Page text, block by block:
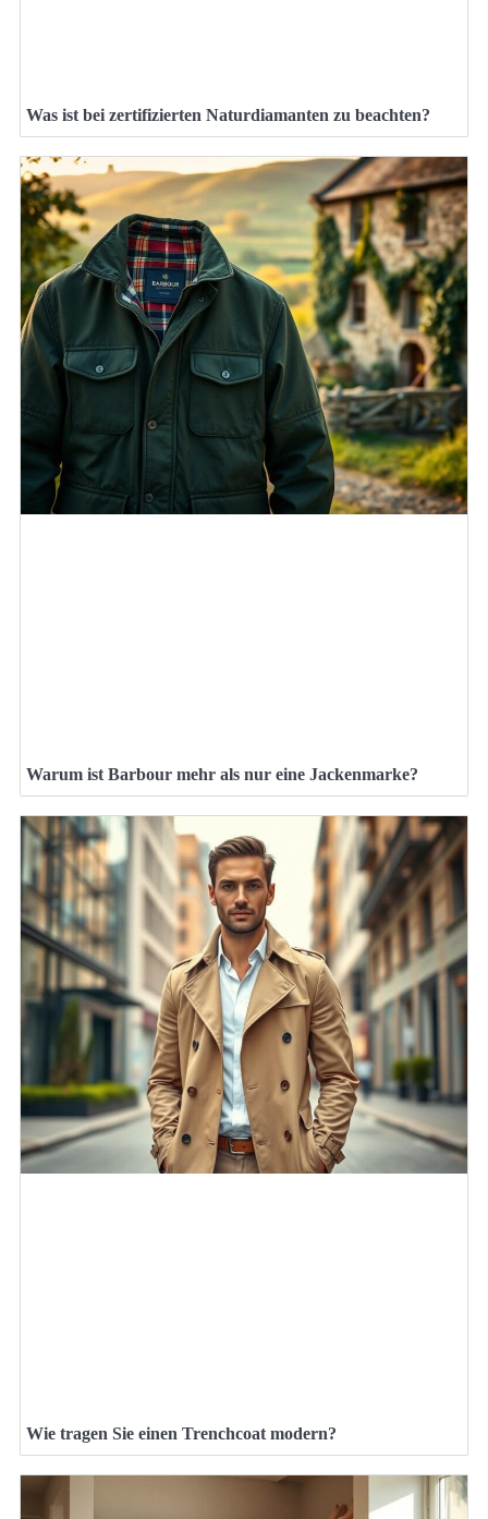
Was ist bei zertifizierten Naturdiamanten zu beachten?
Warum ist Barbour mehr als nur eine Jackenmarke?
Wie tragen Sie einen Trenchcoat modern?